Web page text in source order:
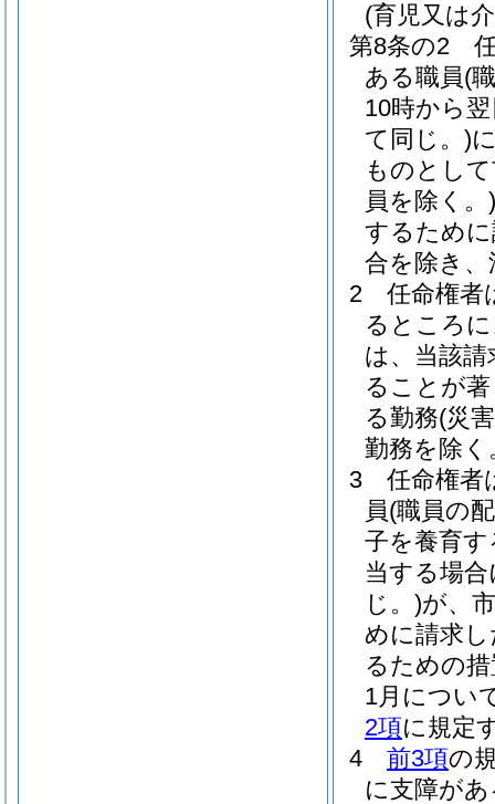
(育児又は
第8条の2
ある職員(
10時から
て同じ。)
ものとし
員を除く。)
するため
合を除き
2
任命権者
るところ
は、当該
ることが
る勤務(災
勤務を除く
3
任命権者
員(職員の
子を養育
当する場
じ。)が、
めに請求
るための
1月につい
2項に規定
4
前3項の
に支障が